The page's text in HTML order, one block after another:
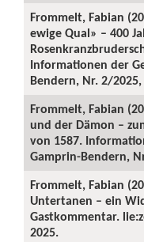
Frommelt, Fabian
ewige Qual» – 400
Informationen der
Bendern, Nr. 2/2025,
Frommelt, Fabian
und der Dämon –
von 1587.
Gamprin-Bendern,
Frommelt, Fabian
Untertanen – ein
Gastkommentar.
2025.